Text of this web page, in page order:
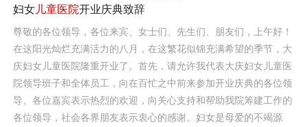
妇女儿童医院开业庆典致辞
尊敬的各位领导，各位来宾、女士们、先生们、朋友们，上午好！
在这阳光灿烂充满活力的八月，在这繁花似锦充满希望的季节，大
庆妇女儿童医院隆重开业了。首先，请允许我代表大庆妇女儿童医
院领导班子和全体员工，向在百忙之中前来参加开业庆典的各位领
导、各位嘉宾表示热烈的欢迎，向关心支持和帮助我院筹建工作的
各位领导，社会各界朋友表示衷心的感谢。妇女是母爱的不竭源